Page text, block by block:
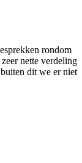
rondom
nette verdeling
dit we er niet